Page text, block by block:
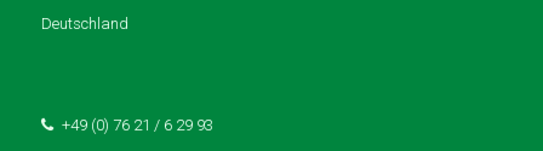
Deutschland
+49 (0) 76 21 / 6 29 93